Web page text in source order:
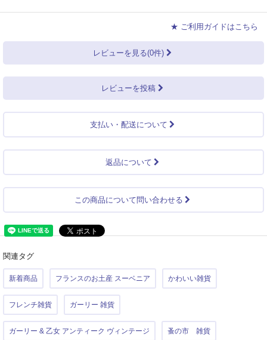
★ ご利用ガイドはこちら
レビューを見る(0件)
レビューを投稿
支払い・配送について
返品について
この商品について問い合わせる
関連タグ
新着商品 フランスのお土産 スーベニア かわいい雑貨
フレンチ雑貨 ガーリー 雑貨
ガーリー & 乙女 アンティーク ヴィンテージ 蚤の市 雑貨